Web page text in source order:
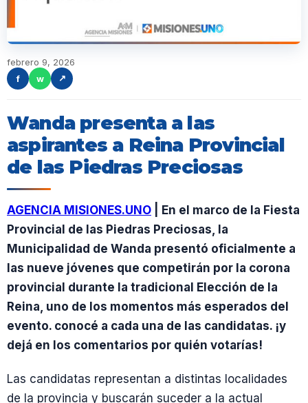
febrero 9, 2026
f
w ↗
Wanda presenta a las
aspirantes a Reina Provincial
de las Piedras Preciosas
AGENCIA MISIONES.UNO | En el marco de la Fiesta
Provincial de las Piedras Preciosas, la
Municipalidad de Wanda presentó oficialmente a
las nueve jóvenes que competirán por la corona
provincial durante la tradicional Elección de la
Reina, uno de los momentos más esperados del
evento. conocé a cada una de las candidatas. ¡y
dejá en los comentarios por quién votarías!
Las candidatas representan a distintas localidades
de la provincia y buscarán suceder a la actual